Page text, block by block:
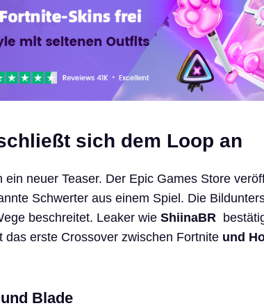
sich dem Loop an
neuer Teaser. Der Epic Games Store
Schwerter aus einem Spiel. Die
beschreitet. Leaker wie ShiinaBR
das erste Crossover zwischen Fortnite und
Blade